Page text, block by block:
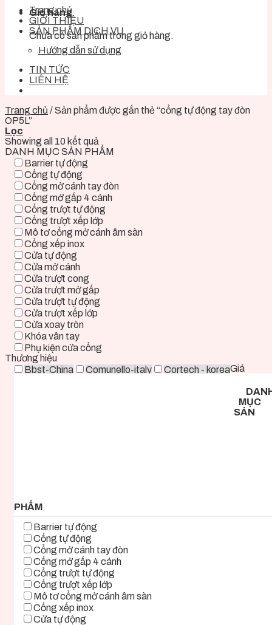
Giỏ hàng
Chưa có sản phẩm trong giỏ hàng.
Trang chủ
GIỚI THIỆU
SẢN PHẨM DỊCH VỤ
Hướng dẫn sử dụng
TIN TỨC
LIÊN HỆ
Trang chủ /Sản phẩm được gắn thẻ “cổng tự động tay đòn
OP5L”
Lọc
Showing all 10 kết quả
DANH MỤC SẢN PHẨM
Barrier tự động
Cổng tự động
Cổng mở cánh tay đòn
Cổng mở gấp 4 cánh
Cổng trượt tự động
Cổng trượt xếp lớp
Mô tơ cổng mở cánh âm sàn
Cổng xếp inox
Cửa tự động
Cửa mở cánh
Cửa trượt cong
Cửa trượt mở gấp
Cửa trượt tự động
Cửa trượt xếp lớp
Cửa xoay tròn
Khóa vân tay
Phụ kiện cửa cổng
Thương hiệu
Bbst-China
Comunello-italy
Cortech - koreaGiá
MỤC
SẢN
PHẨM
Barrier tự động
Cổng tự động
Cổng mở cánh tay đòn
Cổng mở gấp 4 cánh
Cổng trượt tự động
Cổng trượt xếp lớp
Mô tơ cổng mở cánh âm sàn
Cổng xếp inox
Cửa tự động